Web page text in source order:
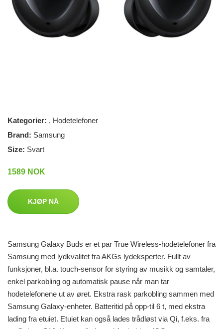
Kategorier: , Hodetelefoner
Brand: Samsung
Size: Svart
1589 NOK
KJØP NÅ
Samsung Galaxy Buds er et par True Wireless-hodetelefoner fra
Samsung med lydkvalitet fra AKGs lydeksperter. Fullt av
funksjoner, bl.a. touch-sensor for styring av musikk og samtaler,
enkel parkobling og automatisk pause når man tar
hodetelefonene ut av øret. Ekstra rask parkobling sammen med
Samsung Galaxy-enheter. Batteritid på opp-til 6 t, med ekstra
lading fra etuiet. Etuiet kan også lades trådløst via Qi, f.eks. fra